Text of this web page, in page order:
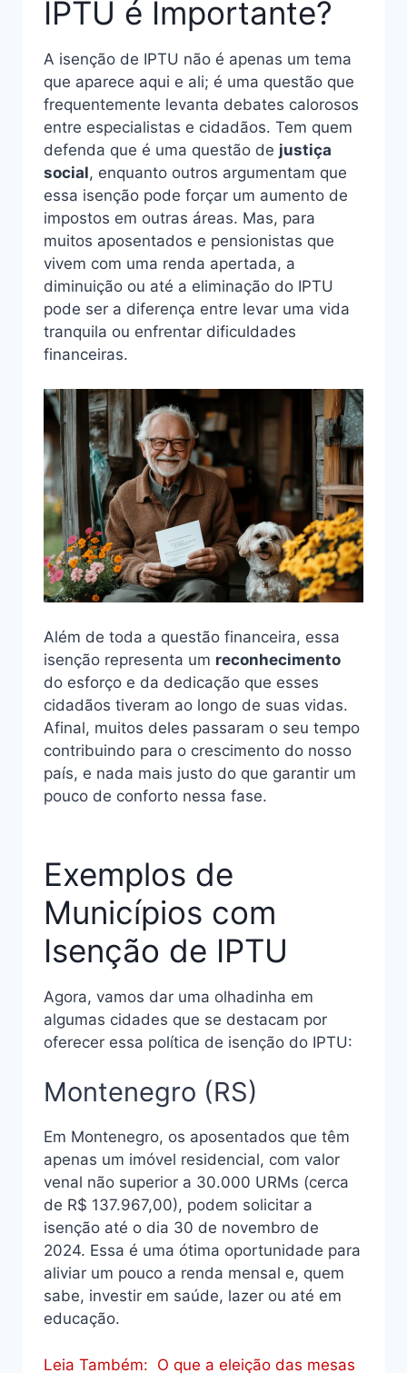
IPTU é Importante?
A isenção de IPTU não é apenas um tema
que aparece aqui e ali; é uma questão que
frequentemente levanta debates calorosos
entre especialistas e cidadãos. Tem quem
defenda que é uma questão de justiça
social, enquanto outros argumentam que
essa isenção pode forçar um aumento de
impostos em outras áreas. Mas, para
muitos aposentados e pensionistas que
vivem com uma renda apertada, a
diminuição ou até a eliminação do IPTU
pode ser a diferença entre levar uma vida
tranquila ou enfrentar dificuldades
financeiras.
Além de toda a questão financeira, essa
isenção representa um reconhecimento
do esforço e da dedicação que esses
cidadãos tiveram ao longo de suas vidas.
Afinal, muitos deles passaram o seu tempo
contribuindo para o crescimento do nosso
país, e nada mais justo do que garantir um
pouco de conforto nessa fase.
Exemplos de
Municípios com
Isenção de IPTU
Agora, vamos dar uma olhadinha em
algumas cidades que se destacam por
oferecer essa política de isenção do IPTU:
Montenegro (RS)
Em Montenegro, os aposentados que têm
apenas um imóvel residencial, com valor
venal não superior a 30.000 URMs (cerca
de R$ 137.967,00), podem solicitar a
isenção até o dia 30 de novembro de
2024. Essa é uma ótima oportunidade para
aliviar um pouco a renda mensal e, quem
sabe, investir em saúde, lazer ou até em
educação.
Leia Também: O que a eleição das mesas